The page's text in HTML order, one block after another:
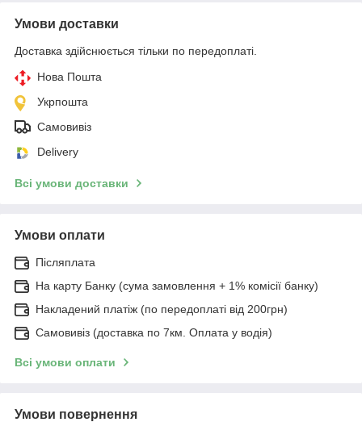
Умови доставки
Доставка здійснюється тільки по передоплаті.
Нова Пошта
Укрпошта
Самовивіз
Delivery
Всі умови доставки
Умови оплати
Післяплата
На карту Банку (сума замовлення + 1% комісії банку)
Накладений платіж (по передоплаті від 200грн)
Самовивіз (доставка по 7км. Оплата у водія)
Всі умови оплати
Умови повернення